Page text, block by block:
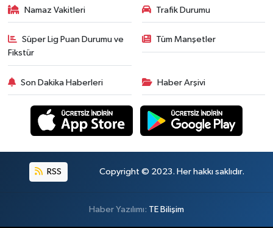
Namaz Vakitleri Trafik Durumu
Süper Lig Puan Durumu ve
Fikstür
Tüm Manşetler
Son Dakika Haberleri Haber Arşivi
RSS Copyright © 2023. Her hakkı saklıdır.
Haber Yazılımı: TE Bilişim